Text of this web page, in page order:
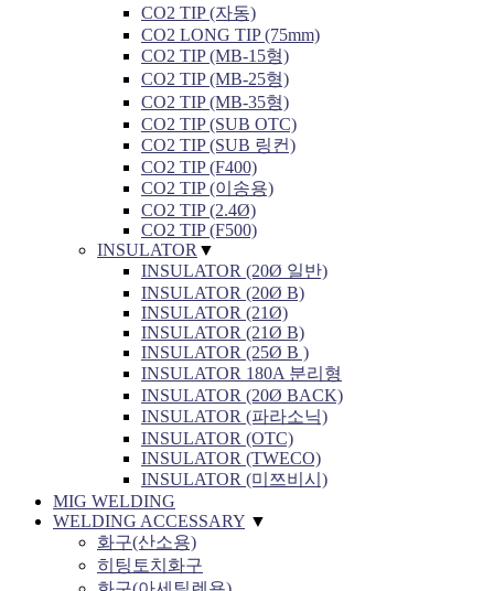
CO2 TIP (자동)
CO2 LONG TIP (75mm)
CO2 TIP (MB-15형)
CO2 TIP (MB-25형)
CO2 TIP (MB-35형)
CO2 TIP (SUB OTC)
CO2 TIP (SUB 링컨)
CO2 TIP (F400)
CO2 TIP (이송용)
CO2 TIP (2.4Ø)
CO2 TIP (F500)
INSULATOR ▼
INSULATOR (20Ø 일반)
INSULATOR (20Ø B)
INSULATOR (21Ø)
INSULATOR (21Ø B)
INSULATOR (25Ø B )
INSULATOR 180A 분리형
INSULATOR (20Ø BACK)
INSULATOR (파라소닉)
INSULATOR (OTC)
INSULATOR (TWECO)
INSULATOR (미쯔비시)
MIG WELDING
WELDING ACCESSARY ▼
화구(산소용)
히팅토치화구